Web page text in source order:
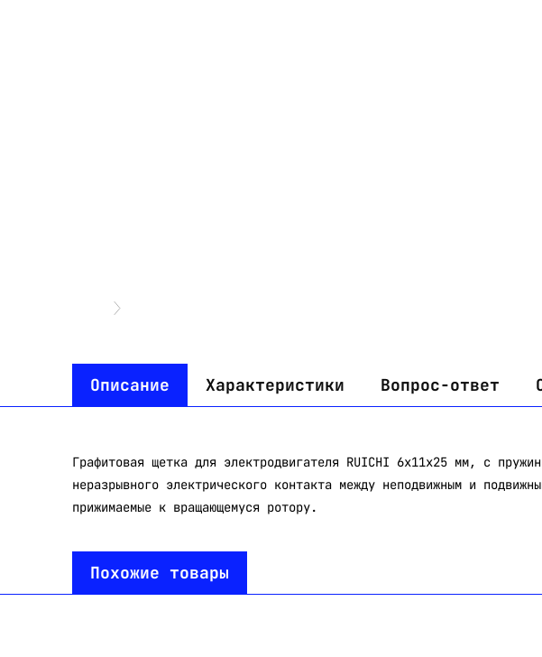
Описание Характеристики Вопрос-ответ
Графитовая щетка для электродвигателя RUICHI 6x11x25 мм, с
неразрывного электрического контакта между неподвижным и
прижимаемые к вращающемуся ротору.
Похожие товары